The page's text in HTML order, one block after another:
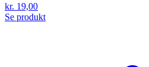
kr. 19,00
Se produkt